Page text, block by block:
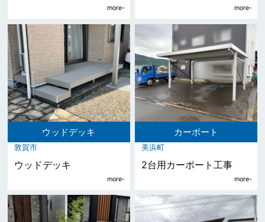
ウッドデッキ
敦賀市
ウッドデッキ
カーポート
美浜町
2台用カーポート工事